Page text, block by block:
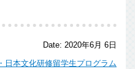
Date: 2020年6月 6日
日本文化研修留学生プログラム